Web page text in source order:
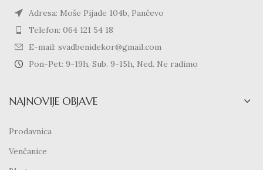
Adresa: Moše Pijade 104b, Pančevo
Telefon: 064 121 54 18
E-mail: svadbenidekor@gmail.com
Pon-Pet: 9-19h, Sub. 9-15h, Ned. Ne radimo
NAJNOVIJE OBJAVE
Prodavnica
Venčanice